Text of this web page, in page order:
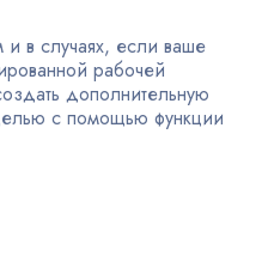
и в случаях, если ваше
рабочей
дополнительную
с помощью функции